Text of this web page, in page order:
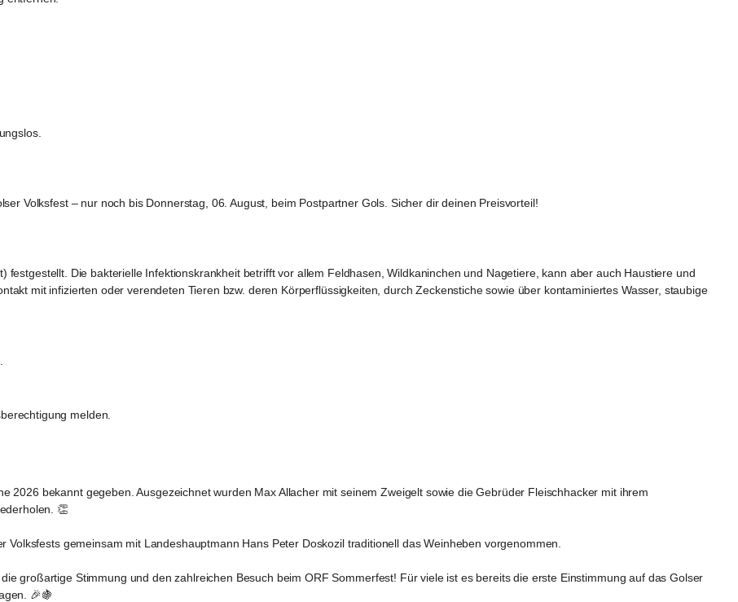
Volksfest – nur noch bis Donnerstag, 06. August, beim Postpartner Gols . Sicher dir deinen Preisvorteil!
festgestellt. Die bakterielle Infektionskrankheit betrifft vor allem Feldhasen, Wildkaninchen und Nagetiere, kann aber auch Haustiere und
mit infizierten oder verendeten Tieren bzw. deren Körperflüssigkeiten, durch Zeckenstiche sowie über kontaminiertes Wasser, staubige
melden.
2026 bekannt gegeben. Ausgezeichnet wurden Max Allacher mit seinem Zweigelt sowie die Gebrüder Fleischhacker mit ihrem
👏
gemeinsam mit Landeshauptmann Hans Peter Doskozil traditionell das Weinheben vorgenommen.
großartige Stimmung und den zahlreichen Besuch beim ORF Sommerfest! Für viele ist es bereits die erste Einstimmung auf das Golser
🎉🍇